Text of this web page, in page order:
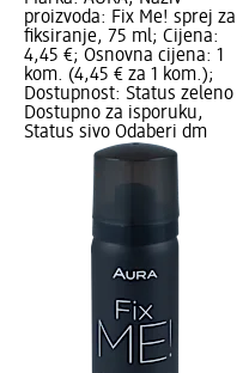
proizvoda: Fix Me! sprej za
fiksiranje, 75 ml; Cijena:
4,45 €; Osnovna cijena: 1
kom. (4,45 € za 1 kom.);
Dostupnost: Status zeleno
Dostupno za isporuku,
Status sivo Odaberi dm